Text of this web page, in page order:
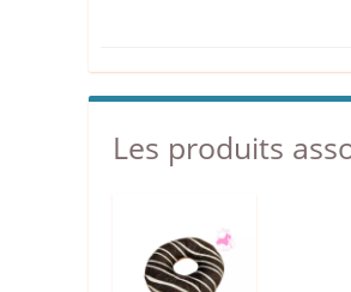
Les produits